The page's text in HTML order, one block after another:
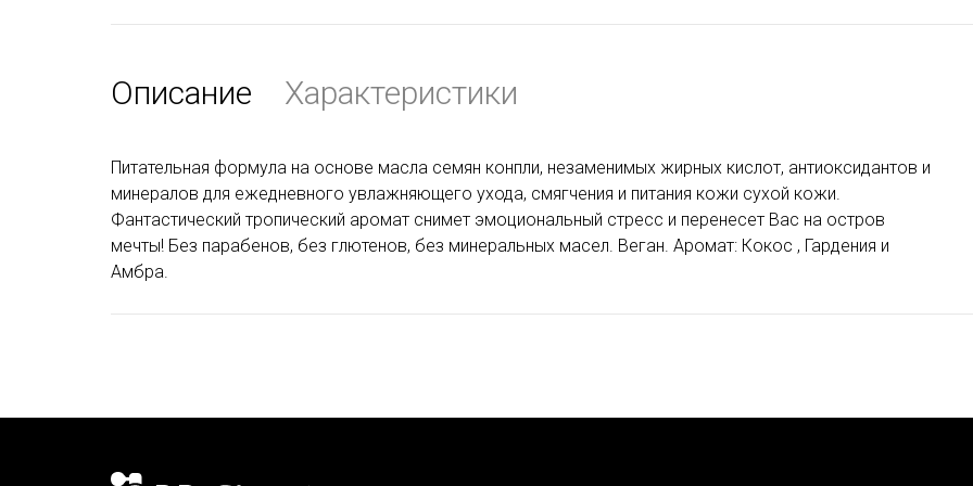
Описание Характеристики
Питательная формула на основе масла семян конпли, незаменимых жирных кислот, антиоксидантов и
минералов для ежедневного увлажняющего ухода, смягчения и питания кожи сухой кожи.
Фантастический тропический аромат снимет эмоциональный стресс и перенесет Вас на остров
мечты! Без парабенов, без глютенов, без минеральных масел. Веган. Аромат: Кокос , Гардения и
Амбра.